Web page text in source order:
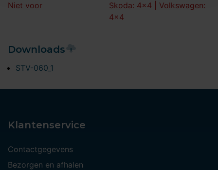
Niet voor
Skoda: 4x4 | Volkswagen:
4x4
Downloads
STV-060_1
Klantenservice
Contactgegevens
Bezorgen en afhalen